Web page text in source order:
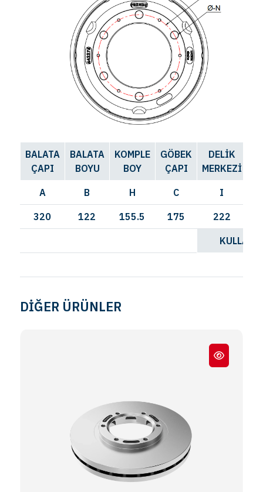
BALATA
ÇAPI
BALATA
BOYU
KOMPLE
BOY
GÖBEK
ÇAPI
DELİK
MERKEZİ
A B H C I
320 122 155.5 175 222
DİĞER ÜRÜNLER